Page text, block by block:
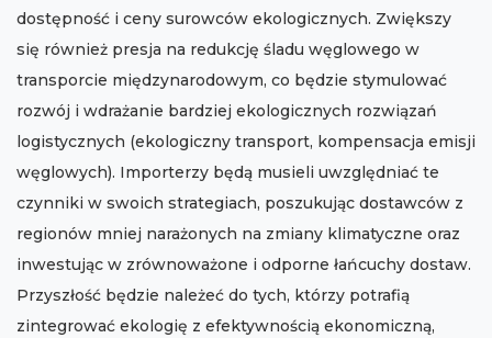
dostępność i ceny surowców ekologicznych. Zwiększy
się również presja na redukcję śladu węglowego w
transporcie międzynarodowym, co będzie stymulować
rozwój i wdrażanie bardziej ekologicznych rozwiązań
logistycznych (ekologiczny transport, kompensacja emisji
węglowych). Importerzy będą musieli uwzględniać te
czynniki w swoich strategiach, poszukując dostawców z
regionów mniej narażonych na zmiany klimatyczne oraz
inwestując w zrównoważone i odporne łańcuchy dostaw.
Przyszłość będzie należeć do tych, którzy potrafią
zintegrować ekologię z efektywnością ekonomiczną,